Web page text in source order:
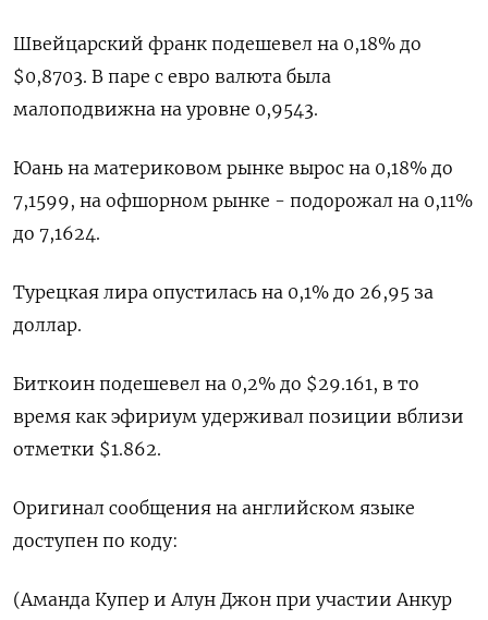
Швейцарский франк подешевел на 0,18% до
$0,8703. В паре с евро валюта была
малоподвижна на уровне 0,9543.
Юань на материковом рынке вырос на 0,18% до​
7,1599, на офшорном рынке - подорожал на 0,11%
до 7,1624.
Турецкая лира опустилась на 0,1% до 26,95 за
доллар.
Биткоин подешевел на 0,2% до $29.161, в то
время как эфириум удерживал позиции вблизи
отметки $1.862.
Оригинал сообщения на английском языке
доступен по коду:
(Аманда Купер и Алун Джон при участии Анкур